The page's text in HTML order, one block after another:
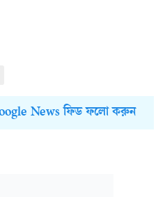
News ফিড ফলো করুন